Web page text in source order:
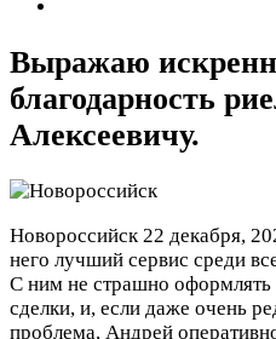
Выражаю
благодарность
Алексеевичу.
Новороссийск 22 декабря,
него лучший сервис среди
С ним не страшно
сделки, и, если даже очень
проблема, Андрей